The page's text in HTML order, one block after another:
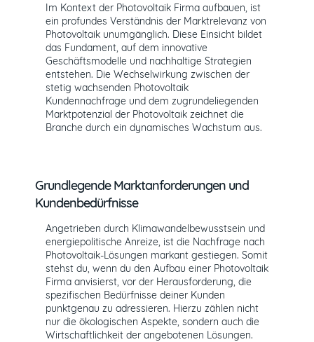
Im Kontext der Photovoltaik Firma aufbauen, ist
ein profundes Verständnis der Marktrelevanz von
Photovoltaik unumgänglich. Diese Einsicht bildet
das Fundament, auf dem innovative
Geschäftsmodelle und nachhaltige Strategien
entstehen. Die Wechselwirkung zwischen der
stetig wachsenden Photovoltaik
Kundennachfrage und dem zugrundeliegenden
Marktpotenzial der Photovoltaik zeichnet die
Branche durch ein dynamisches Wachstum aus.
Grundlegende Marktanforderungen und
Kundenbedürfnisse
Angetrieben durch Klimawandelbewusstsein und
energiepolitische Anreize, ist die Nachfrage nach
Photovoltaik-Lösungen markant gestiegen. Somit
stehst du, wenn du den Aufbau einer Photovoltaik
Firma anvisierst, vor der Herausforderung, die
spezifischen Bedürfnisse deiner Kunden
punktgenau zu adressieren. Hierzu zählen nicht
nur die ökologischen Aspekte, sondern auch die
Wirtschaftlichkeit der angebotenen Lösungen.